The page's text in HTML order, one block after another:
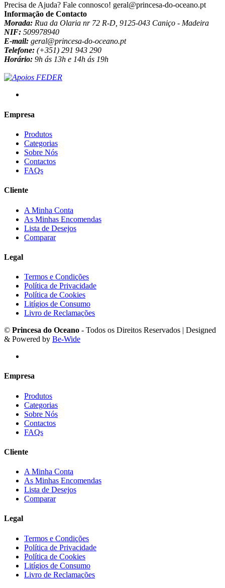
Precisa de Ajuda? Fale connosco! geral@princesa-do-oceano.pt
Informação de Contacto
Morada: Rua da Olaria nr 72 R-D, 9125-043 Caniço - Madeira
NIF: 509978940
E-mail: geral@princesa-do-oceano.pt
Telefone: (+351) 291 943 290
Horário: 9h ás 13h e 14h ás 19h
Empresa
Produtos
Categorias
Sobre Nós
Contactos
FAQs
Cliente
A Minha Conta
As Minhas Encomendas
Lista de Desejos
Comparar
Legal
Termos e Condições
Política de Privacidade
Política de Cookies
Litígios de Consumo
Livro de Reclamações
© Princesa do Oceano - Todos os Direitos Reservados | Designed
& Powered by Be-Wide
Empresa
Produtos
Categorias
Sobre Nós
Contactos
FAQs
Cliente
A Minha Conta
As Minhas Encomendas
Lista de Desejos
Comparar
Legal
Termos e Condições
Política de Privacidade
Política de Cookies
Litígios de Consumo
Livro de Reclamações